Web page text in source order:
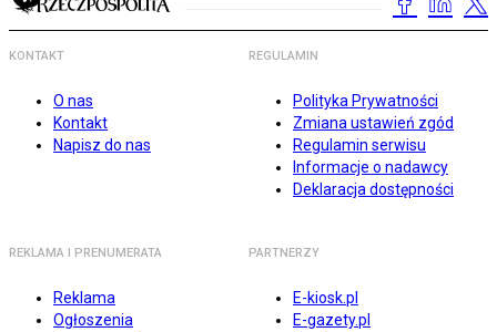
KONTAKT
O nas
Kontakt
Napisz do nas
REGULAMIN
Polityka Prywatności
Zmiana ustawień zgód
Regulamin serwisu
Informacje o nadawcy
Deklaracja dostępności
REKLAMA I PRENUMERATA
Reklama
Ogłoszenia
PARTNERZY
E-kiosk.pl
E-gazety.pl